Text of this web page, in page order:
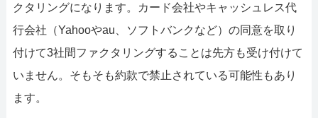
クタリングになります。カード会社やキャッシュレス代
行会社（Yahooやau、ソフトバンクなど）の同意を取り
付けて3社間ファクタリングすることは先方も受け付けて
いません。そもそも約款で禁止されている可能性もあり
ます。